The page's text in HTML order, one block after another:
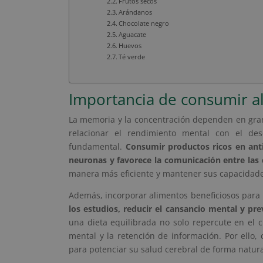
Arándanos
Chocolate negro
Aguacate
Huevos
Té verde
Importancia de consumir
La memoria y la concentración dependen en
relacionar el rendimiento mental con el
fundamental. Consumir productos ricos en
neuronas y favorece la comunicación entre las
manera más eficiente y mantener sus
Además, incorporar alimentos beneficiosos
los estudios, reducir el cansancio mental y
una dieta equilibrada no solo repercute en el
mental y la retención de información. Por ello,
para potenciar su salud cerebral de forma